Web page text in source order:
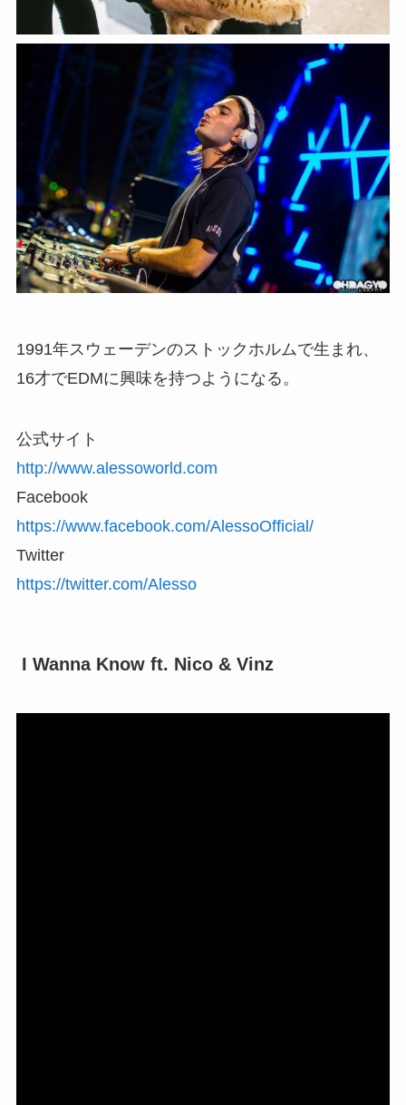
1991年スウェーデンのストックホルムで生まれ、
16才でEDMに興味を持つようになる。
公式サイト
http://www.alessoworld.com
Facebook
https://www.facebook.com/AlessoOfficial/
Twitter
https://twitter.com/Alesso
I Wanna Know ft. Nico & Vinz